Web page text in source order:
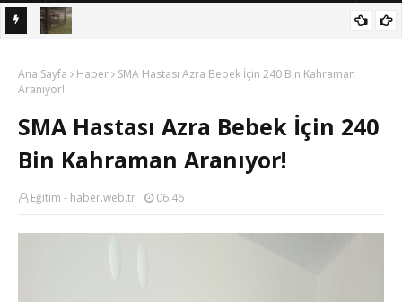
Ana Sayfa Haber
SMA Hastası Azra Bebek İçin 240 Bin Kahraman
Aranıyor!
SMA Hastası Azra Bebek İçin 240
Bin Kahraman Aranıyor!
Eğitim - haber.web.tr 06:46